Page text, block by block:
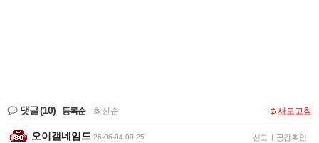
댓글(10) 등록순 최신순 새로고침
오이갤네임드 26-06-04 00:25 신고 | 공감 확인